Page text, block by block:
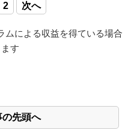
2 次へ
ムによる収益を得ている場合
す
の先頭へ